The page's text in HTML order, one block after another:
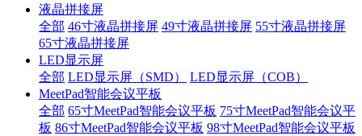
液晶拼接屏
全部 46寸液晶拼接屏 49寸液晶拼接屏 55寸液晶拼接屏
65寸液晶拼接屏
LED显示屏
全部 LED显示屏（SMD）
LED显示屏（COB）
MeetPad智能会议平板
全部 65寸MeetPad智能会议平板 75寸MeetPad智能会议平
板 86寸MeetPad智能会议平板 98寸MeetPad智能会议平板